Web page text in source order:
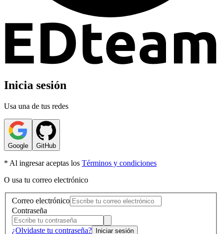
Inicia sesión
Usa una de tus redes
Google GitHub
* Al ingresar aceptas los Términos y condiciones
O usa tu correo electrónico
Correo electrónico
Contraseña
¿Olvidaste tu contraseña? Iniciar sesión